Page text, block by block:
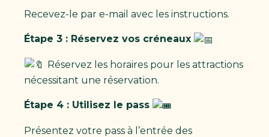
Recevez-le par e-mail avec les instructions.
Étape 3 : Réservez vos créneaux
Réservez les horaires pour les attractions
nécessitant une réservation.
Étape 4 : Utilisez le pass
Présentez votre pass à l’entrée des